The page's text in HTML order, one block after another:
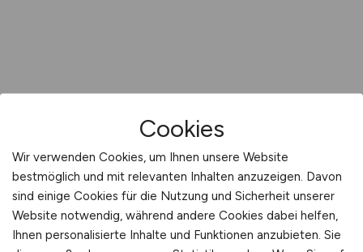
Cookies
Wir verwenden Cookies, um Ihnen unsere Website
bestmöglich und mit relevanten Inhalten anzuzeigen. Davon
sind einige Cookies für die Nutzung und Sicherheit unserer
Website notwendig, während andere Cookies dabei helfen,
Ihnen personalisierte Inhalte und Funktionen anzubieten. Sie